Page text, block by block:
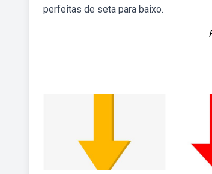
perfeitas de seta para baixo.